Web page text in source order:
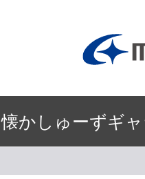
懐かしゅーずギ